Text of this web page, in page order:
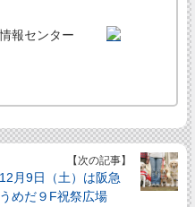
報センター
【次の記事】
12月9日（土）は阪急
うめだ９F祝祭広場